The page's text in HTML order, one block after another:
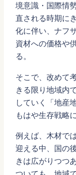
境意識・国際情
直される時期に
化に伴い、ナフ
資材への価格や
る。
そこで、改めて
きる限り地域内
していく「地産
もはや生存戦略
例えば、木材で
迎える中、国の
きは広がりつつ